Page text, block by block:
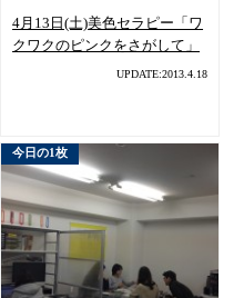
4月13日(土)美色セラピー「ワ
クワクのピンクをさがして」
UPDATE:2013.4.18
今日の1枚